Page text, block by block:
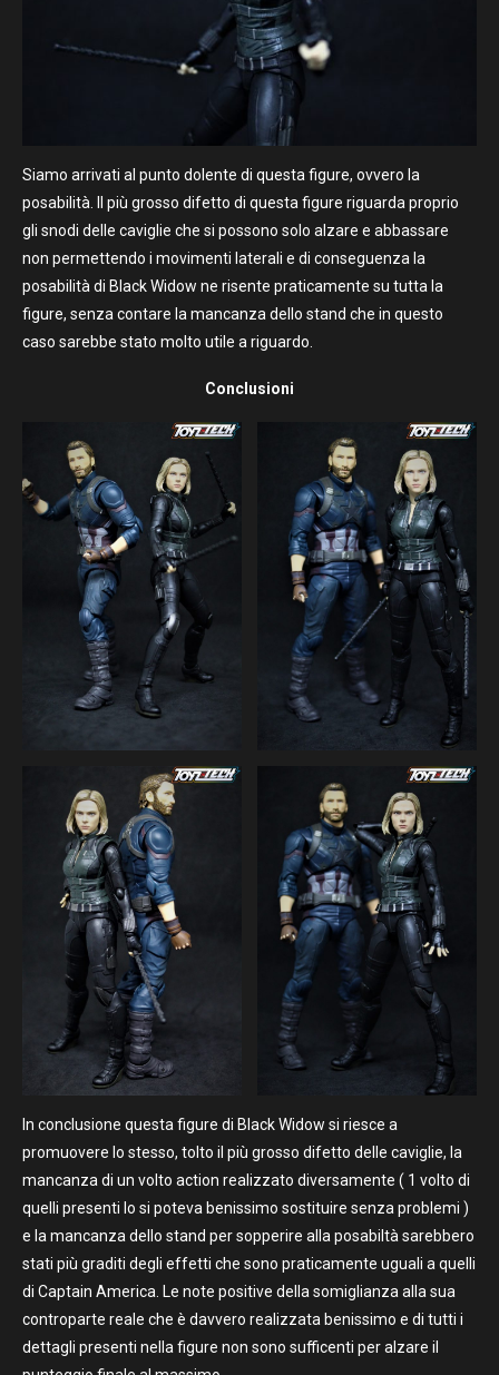
Siamo arrivati al punto dolente di questa figure, ovvero la
posabilità. Il più grosso difetto di questa figure riguarda proprio
gli snodi delle caviglie che si possono solo alzare e abbassare
non permettendo i movimenti laterali e di conseguenza la
posabilità di Black Widow ne risente praticamente su tutta la
figure, senza contare la mancanza dello stand che in questo
caso sarebbe stato molto utile a riguardo.
Conclusioni
In conclusione questa figure di Black Widow si riesce a
promuovere lo stesso, tolto il più grosso difetto delle caviglie, la
mancanza di un volto action realizzato diversamente ( 1 volto di
quelli presenti lo si poteva benissimo sostituire senza problemi )
e la mancanza dello stand per sopperire alla posabiltà sarebbero
stati più graditi degli effetti che sono praticamente uguali a quelli
di Captain America. Le note positive della somiglianza alla sua
controparte reale che è davvero realizzata benissimo e di tutti i
dettagli presenti nella figure non sono sufficenti per alzare il